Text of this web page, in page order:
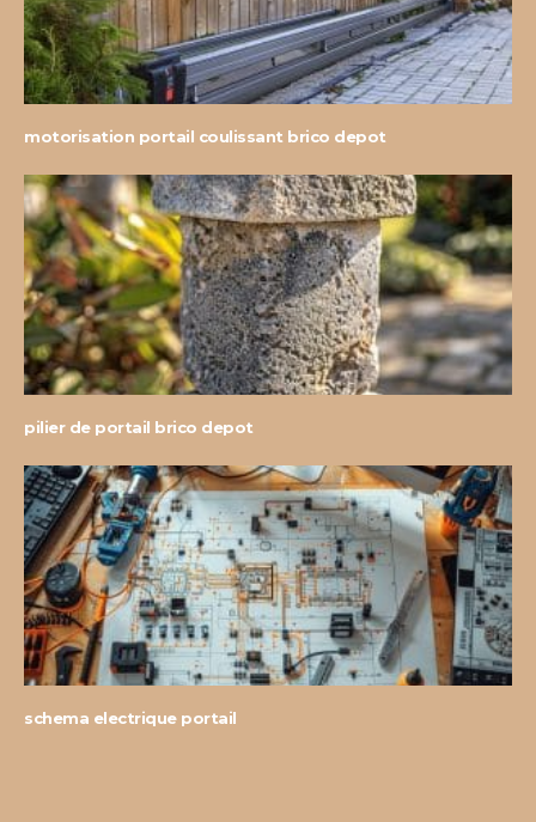
motorisation portail coulissant brico depot
pilier de portail brico depot
schema electrique portail